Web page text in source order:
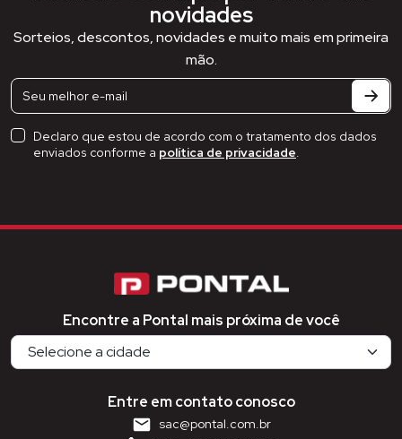
novidades
Sorteios, descontos, novidades e muito mais em primeira
mão.
Declaro que estou de acordo com o tratamento dos dados
enviados conforme a política de privacidade
Encontre a Pontal mais próxima de você
Entre em contato conosco
sac@pontal.com.br